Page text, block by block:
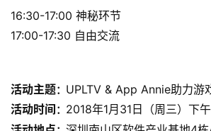
金
茶
7
16:30-17:00 神秘环节
17:00-17:30 自由交流
活动主题： UPLTV & App Annie助力游
活动时间 ： 2018年1月31日（周三）下午